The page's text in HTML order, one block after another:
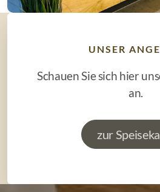
UNSER
Schauen Sie sich hier
an.
zur